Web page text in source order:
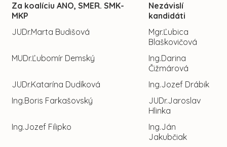
Za koalíciu ANO, SMER. SMK-
MKP
Nezávislí
kandidáti
JUDr.Marta Budišová
Mgr.Ľubica
Blaškovičová
MUDr.Ľubomír Demský
Ing.Darina
Čižmárová
JUDr.Katarína Dudíková
Ing.Jozef Drábik
Ing.Boris Farkašovský
JUDr.Jaroslav
Hlinka
Ing.Jozef Filipko
Ing.Ján
Jakubčiak